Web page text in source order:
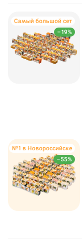
–19%
Самый большой сет
–55%
№1 в Новороссийске